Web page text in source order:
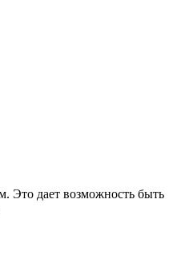
Это дает возможность быть